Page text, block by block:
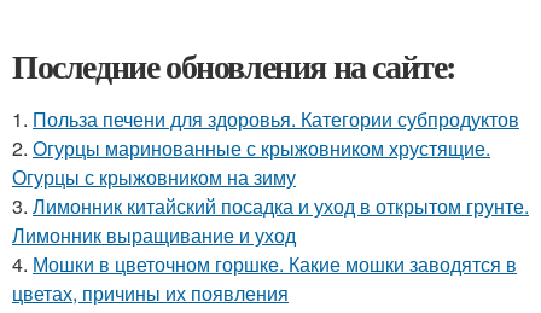
Последние обновления на сайте:
1. Польза печени для здоровья. Категории субпродуктов
2. Огурцы маринованные с крыжовником хрустящие.
Огурцы с крыжовником на зиму
3. Лимонник китайский посадка и уход в открытом грунте.
Лимонник выращивание и уход
4. Мошки в цветочном горшке. Какие мошки заводятся в
цветах, причины их появления